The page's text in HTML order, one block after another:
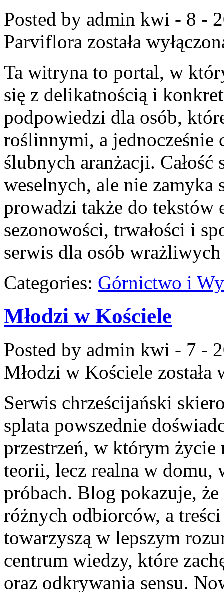
Posted by admin kwi - 8 -
Parviflora została
Ta witryna to portal, w
się z delikatnością i
podpowiedzi dla osób,
roślinnymi, a jednocześnie
ślubnych aranżacji.
weselnych, ale nie zamyka
prowadzi także do tekstów
sezonowości, trwałości i
serwis dla osób
Categories: Górnictwo i
Młodzi w Kościele
Posted by admin kwi - 7 -
Młodzi w Kościele została
Serwis chrześcijański
splata powszednie
przestrzeń, w którym
teorii, lecz realna w domu,
próbach. Blog pokazuje,
różnych odbiorców, a
towarzyszą w lepszym
centrum wiedzy, które
oraz odkrywania sensu.